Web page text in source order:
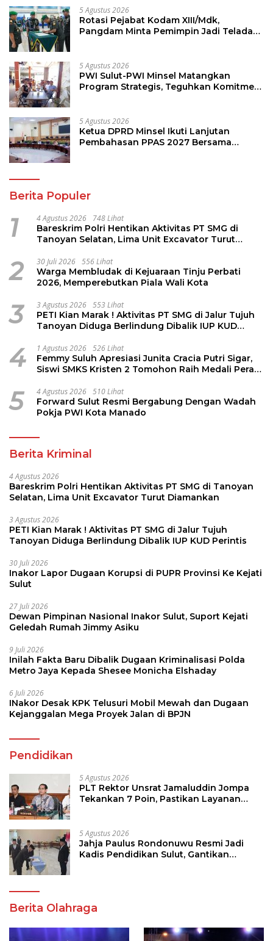
5 Agustus 2026
Rotasi Pejabat Kodam XIII/Mdk,
Pangdam Minta Pemimpin Jadi Teladan
5 Agustus 2026
PWI Sulut-PWI Minsel Matangkan
Program Strategis, Teguhkan Komitmen
5 Agustus 2026
Ketua DPRD Minsel Ikuti Lanjutan
Pembahasan PPAS 2027 Bersama
Berita Populer
1 4 Agustus 2026 748 Lihat
Bareskrim Polri Hentikan Aktivitas PT SMG di
Tanoyan Selatan, Lima Unit Excavator Turut
2 30 Juli 2026 556 Lihat
Warga Membludak di Kejuaraan Tinju Perbati
2026, Memperebutkan Piala Wali Kota
3 3 Agustus 2026 553 Lihat
PETI Kian Marak ! Aktivitas PT SMG di Jalur Tujuh
Tanoyan Diduga Berlindung Dibalik IUP KUD
4 1 Agustus 2026 526 Lihat
Femmy Suluh Apresiasi Junita Cracia Putri Sigar,
Siswi SMKS Kristen 2 Tomohon Raih Medali Perak
5 4 Agustus 2026 510 Lihat
Forward Sulut Resmi Bergabung Dengan Wadah
Pokja PWI Kota Manado
Berita Kriminal
4 Agustus 2026
Bareskrim Polri Hentikan Aktivitas PT SMG di Tanoyan
Selatan, Lima Unit Excavator Turut Diamankan
3 Agustus 2026
PETI Kian Marak ! Aktivitas PT SMG di Jalur Tujuh
Tanoyan Diduga Berlindung Dibalik IUP KUD Perintis
30 Juli 2026
Inakor Lapor Dugaan Korupsi di PUPR Provinsi Ke Kejati
Sulut
27 Juli 2026
Dewan Pimpinan Nasional Inakor Sulut, Suport Kejati
Geledah Rumah Jimmy Asiku
9 Juli 2026
Inilah Fakta Baru Dibalik Dugaan Kriminalisasi Polda
Metro Jaya Kepada Shesee Monicha Elshaday
6 Juli 2026
INakor Desak KPK Telusuri Mobil Mewah dan Dugaan
Kejanggalan Mega Proyek Jalan di BPJN
Pendidikan
5 Agustus 2026
PLT Rektor Unsrat Jamaluddin Jompa
Tekankan 7 Poin, Pastikan Layanan
5 Agustus 2026
Jahja Paulus Rondonuwu Resmi Jadi
Kadis Pendidikan Sulut, Gantikan
Berita Olahraga